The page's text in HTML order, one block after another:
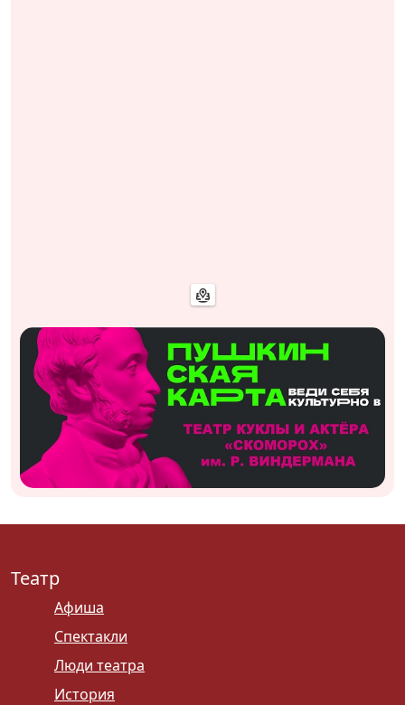
Театр
Афиша
Спектакли
Люди театра
История